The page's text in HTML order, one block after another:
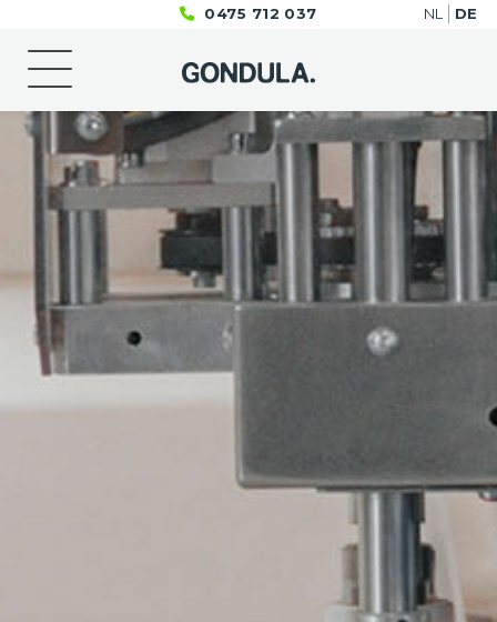
0475 712 037 NL DE